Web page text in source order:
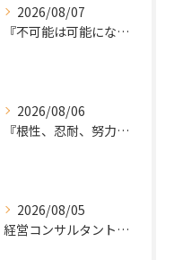
2026/08/07
『不可能は可能になる』
2026/08/06
『根性、忍耐、努力という言葉は死語なのか』
2026/08/05
経営コンサルタントのモーちゃん・毛利京申です。